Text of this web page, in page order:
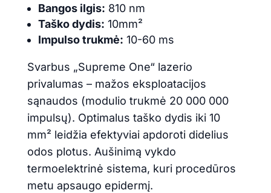
Bangos ilgis: 810 nm
Taško dydis: 10mm²
Impulso trukmė: 10-60 ms
Svarbus „Supreme One“ lazerio
privalumas – mažos eksploatacijos
sąnaudos (modulio trukmė 20 000 000
impulsų). Optimalus taško dydis iki 10
mm² leidžia efektyviai apdoroti didelius
odos plotus. Aušinimą vykdo
termoelektrinė sistema, kuri procedūros
metu apsaugo epidermį.